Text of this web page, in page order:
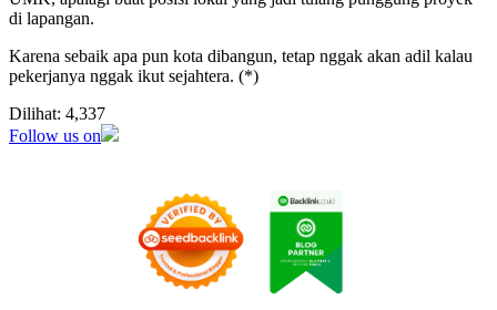
di lapangan.
Karena sebaik apa pun kota dibangun, tetap nggak akan adil kalau
pekerjanya nggak ikut sejahtera. (*)
Dilihat: 4,337
Follow us on